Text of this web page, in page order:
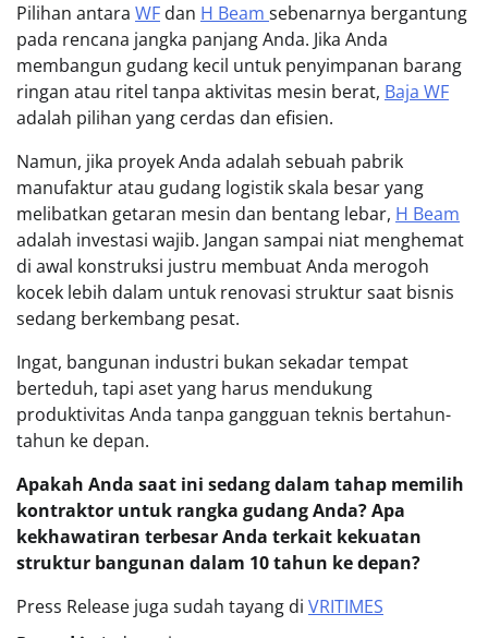
Pilihan antara WF dan H Beam sebenarnya bergantung
pada rencana jangka panjang Anda. Jika Anda
membangun gudang kecil untuk penyimpanan barang
ringan atau ritel tanpa aktivitas mesin berat, Baja WF
adalah pilihan yang cerdas dan efisien.
Namun, jika proyek Anda adalah sebuah pabrik
manufaktur atau gudang logistik skala besar yang
melibatkan getaran mesin dan bentang lebar, H Beam
adalah investasi wajib. Jangan sampai niat menghemat
di awal konstruksi justru membuat Anda merogoh
kocek lebih dalam untuk renovasi struktur saat bisnis
sedang berkembang pesat.
Ingat, bangunan industri bukan sekadar tempat
berteduh, tapi aset yang harus mendukung
produktivitas Anda tanpa gangguan teknis bertahun-
tahun ke depan.
Apakah Anda saat ini sedang dalam tahap memilih
kontraktor untuk rangka gudang Anda? Apa
kekhawatiran terbesar Anda terkait kekuatan
struktur bangunan dalam 10 tahun ke depan?
Press Release juga sudah tayang di VRITIMES